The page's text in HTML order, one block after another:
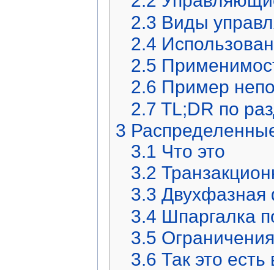
2.3 Виды
2.4
2.5
2.6 Пример
2.7 TL;DR по
3
3.1 Что это
3.2
3.3 Двухфазная
3.4 Шпаргалка
3.5
3.6 Так это